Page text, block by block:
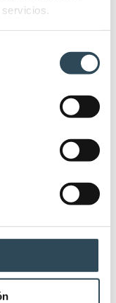
10 primeros
1.000 primeros
los 10 primeros y
a las